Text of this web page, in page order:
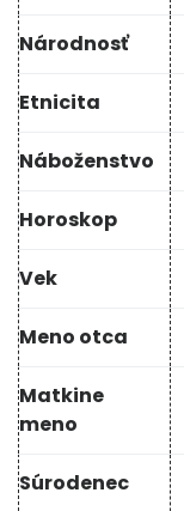
Národnosť
Etnicita
Náboženstvo
Horoskop
Vek
Meno otca
Matkine
meno
Súrodenec